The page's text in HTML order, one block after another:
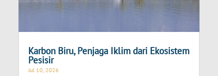
Karbon Biru, Penjaga Iklim dari Ekosistem
Pesisir
Jul 10, 2026